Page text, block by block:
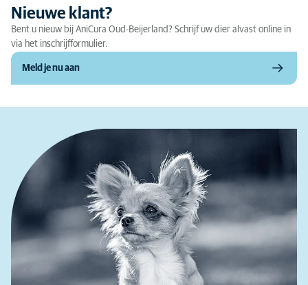
Nieuwe klant?
Bent u nieuw bij AniCura Oud-Beijerland? Schrijf uw dier alvast online in
via het inschrijfformulier.
Meld je nu aan